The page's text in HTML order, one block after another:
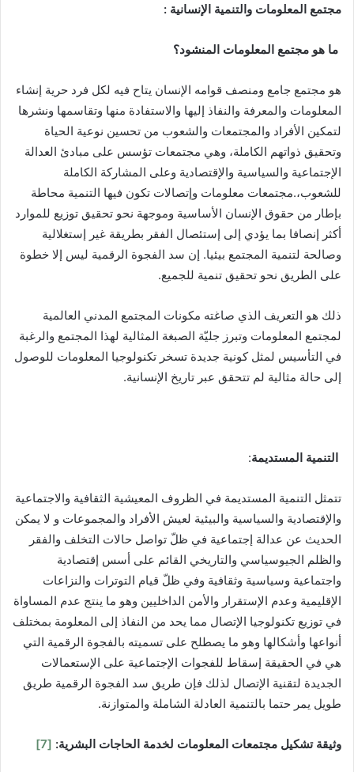
مجتمع المعلومات والتنمية الإنسانية :
ما هو مجتمع المعلومات المنشود؟
هو مجتمع جامع ومنصف قوامه الإنسان يتاح فيه لكل فرد حرية إنشاء
المعلومات والمعرفة والنفاذ إليها والاستفادة منها وتقاسمها ونشرها
لتمكين الأفراد والمجتمعات والشعوب من تحسين نوعية الحياة
وتحقيق ذواتهم الكاملة، وهي مجتمعات تؤسس على مبادئ العدالة
الإجتماعية والسياسية والإقتصادية وعلى المشاركة الكاملة
للشعوب،.مجتمعات معلومات وإتصالات تكون فيها التنمية محاطة
بإطار من حقوق الإنسان الأساسية وموجهة نحو تحقيق توزيع للموارد
أكثر إنصافا بما يؤدي إلى إستئصال الفقر بطريقة غير إستغلالية
وصالحة لتنمية المجتمع بيئيا. إن سد الفجوة الرقمية ليس إلا خطوة
على الطريق نحو تحقيق تنمية للجميع.
ذلك هو التعريف الذي صاغته مكونات المجتمع المدني العالمية
لمجتمع المعلومات وتبرز جليّة الصبغة المثالية لهذا المجتمع والرغبة
في التأسيس لمثل كونية جديدة تسخر تكنولوجيا المعلومات للوصول
إلى حالة مثالية لم تتحقق عبر تاريخ الإنسانية.
التنمية المستديمة:
تتمثل التنمية المستديمة في الظروف المعيشية الثقافية والاجتماعية
والإقتصادية والسياسية والبيئية لعيش الأفراد والمجموعات و لا يمكن
الحديث عن عدالة إجتماعية في ظلّ تواصل حالات التخلف والفقر
والظلم الجيوسياسي والتاريخي القائم على أسس إقتصادية
واجتماعية وسياسية وثقافية وفي ظلّ قيام التوترات والنزاعات
الإقليمية وعدم الإستقرار والأمن الداخليين وهو ما ينتج عدم المساواة
في توزيع تكنولوجيا الإتصال مما يحد من النفاذ إلى المعلومة بمختلف
أنواعها وأشكالها وهو ما يصطلح على تسميته بالفجوة الرقمية التي
هي في الحقيقة إسقاط للفجوات الإجتماعية على الإستعمالات
الجديدة لتقنية الإتصال لذلك فإن طريق سد الفجوة الرقمية طريق
طويل يمر حتما بالتنمية العادلة الشاملة والمتوازنة.
وثيقة تشكيل مجتمعات المعلومات لخدمة الحاجات البشرية: [7]